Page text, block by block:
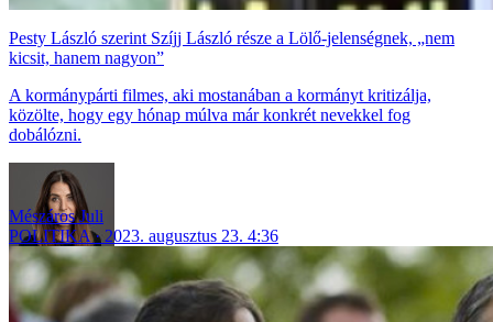
Pesty László szerint Szíjj László része a Lölő-jelenségnek, „nem
kicsit, hanem nagyon”
A kormánypárti filmes, aki mostanában a kormányt kritizálja,
közölte, hogy egy hónap múlva már konkrét nevekkel fog
dobálózni.
Mészáros Juli
POLITIKA
2023. augusztus 23. 4:36